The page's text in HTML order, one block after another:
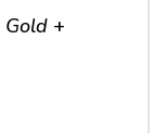
Gold +